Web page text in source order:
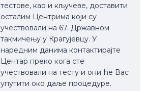
тестове, као и кључеве, доставити
осталим Центрима који су
учествовали на 67. Државном
такмичењу у Крагујевцу. У
наредним данима контактирајте
Центар преко кога сте
учествовали на тесту и они ће Вас
упутити око даље процедуре.